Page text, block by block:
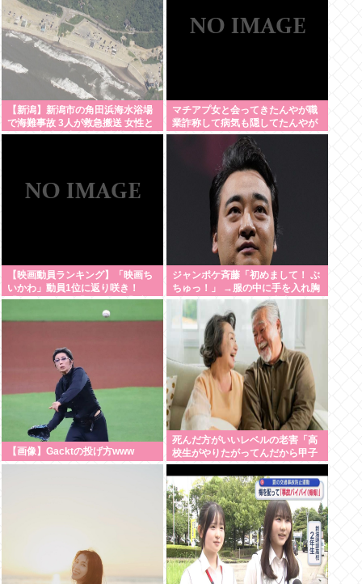
【新潟】新潟市の角田浜海水浴場
で海難事故 3人が救急搬送 女性と
男児が心肺停止 男性は意識あり
マチアプ女と会ってきたんやが職
業詐称して病気も隠してたんやが
【映画動員ランキング】「映画ち
いかわ」動員1位に返り咲き！
「ミニオンズ」「あの星」「ブル
ーロック」もランクイン
ジャンポケ斉藤「初めまして！ ぶ
ちゅっ！」 →服の中に手を入れ胸
を揉み始める。 これ異常者だろ
(´・ω・`)
【画像】Gacktの投げ方www
死んだ方がいいレベルの老害「高
校生がやりたがってんだから甲子
園でやらせろ！」